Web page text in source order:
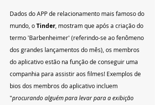
Dados do APP de relacionamento mais famoso do
mundo, o Tinder, mostram que após a criação do
termo 'Barbenheimer' (referindo-se ao fenômeno
dos grandes lançamentos do mês), os membros
do aplicativo estão na função de conseguir uma
companhia para assistir aos filmes! Exemplos de
bios dos membros do aplicativo incluem
"procurando alguém para levar para a exibição